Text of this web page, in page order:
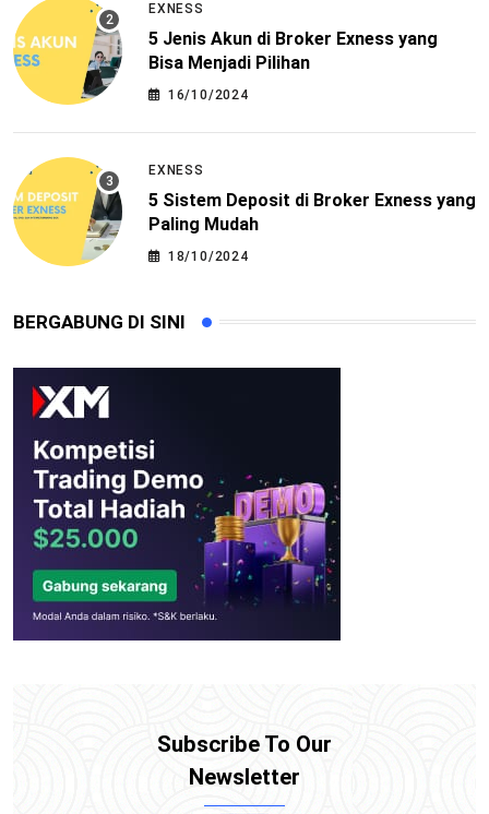
EXNESS
5 Jenis Akun di Broker Exness yang
Bisa Menjadi Pilihan
16/10/2024
EXNESS
5 Sistem Deposit di Broker Exness yang
Paling Mudah
18/10/2024
BERGABUNG DI SINI
Subscribe To Our
Newsletter